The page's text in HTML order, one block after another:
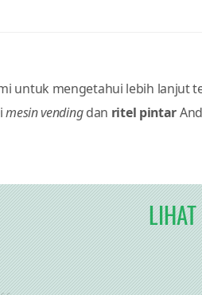
untuk mengetahui lebih lanjut
mesin vendingdan ritel pintar